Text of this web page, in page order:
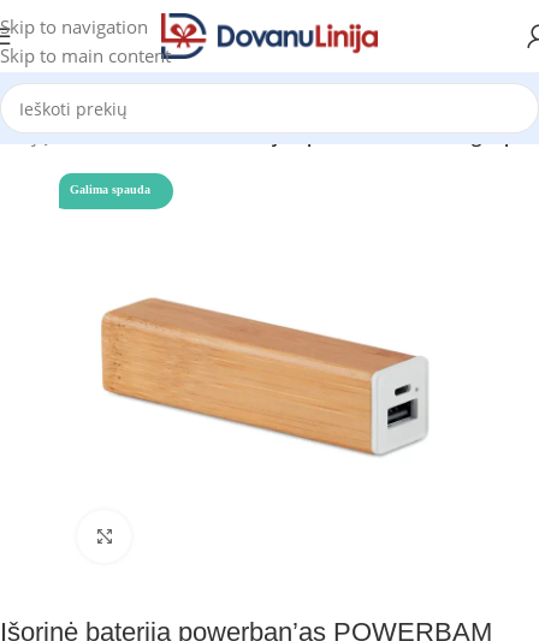
Skip to navigation
Skip to main content
ir jų aksesuarai Išorinės baterijos, powerbank'ai su logotipu
Galima spauda
Išorinė baterija powerban’as POWERBAM